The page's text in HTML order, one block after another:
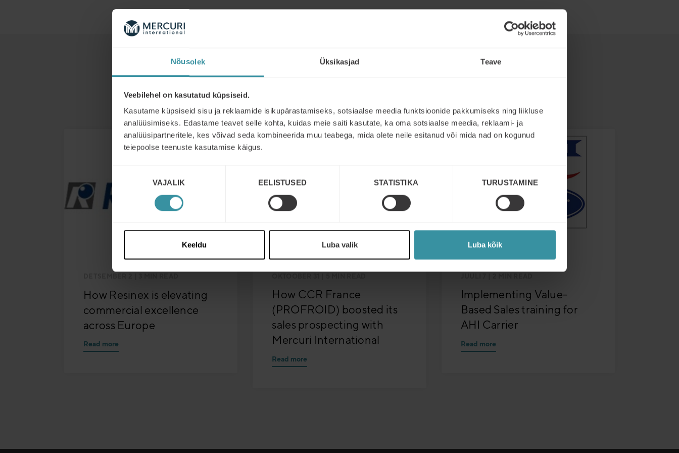
Nõusolek Üksikasjad Teave
Veebilehel on kasutatud küpsiseid.
Kasutame küpsiseid sisu ja reklaamide isikupärastamiseks, sotsiaalse meedia funktsioonide pakkumiseks ning liikluse
analüüsimiseks. Edastame teavet selle kohta, kuidas meie saiti kasutate, ka oma sotsiaalse meedia, reklaami- ja
analüüsipartneritele, kes võivad seda kombineerida muu teabega, mida olete neile esitanud või mida nad on kogunud
teiepoolse teenuste kasutamise käigus.
valik
VAJALIK EELISTUSED STATISTIKA TURUSTAMINE
Keeldu Luba valik Luba kõik
How Resinex is elevating
commercial excellence
across Europe
Read more
How CCR France
(PROFROID) boosted its
sales prospecting with
Mercuri International
Read more
Implementing Value-
Based Sales training for
AHI Carrier
Read more